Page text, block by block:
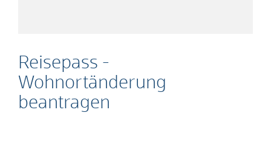
Reisepass -
Wohnortänderung
beantragen